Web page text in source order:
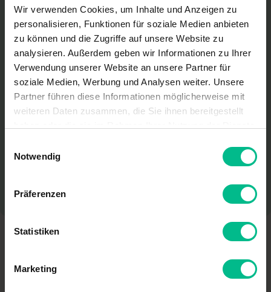
Wir verwenden Cookies, um Inhalte und Anzeigen zu
personalisieren, Funktionen für soziale Medien anbieten
zu können und die Zugriffe auf unsere Website zu
analysieren. Außerdem geben wir Informationen zu Ihrer
Verwendung unserer Website an unsere Partner für
soziale Medien, Werbung und Analysen weiter. Unsere
Partner führen diese Informationen möglicherweise mit
weiteren Daten zusammen, die Sie ihnen bereitgestellt
Notwendig
Präferenzen
Statistiken
Marketing
DIN 1055-4 (Windlasten)
Leitfaden Fassadenbegrünung
Brandschutz
Leitfaden Gebäude Begrünung Energie
Forschungsgesellschaft Landschaftsentwicklung
Landschaftsbau e. V. (FLL) sind ein Regelwerk für
die Planung, den Bau und die Instandhaltung von
Fassadenbegrünungen.
Genehmigungs- und